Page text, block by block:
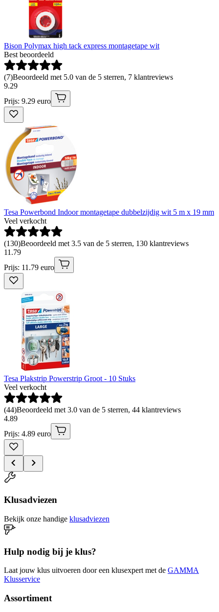
Bison Polymax high tack express montagetape wit
Best beoordeeld
(7)Beoordeeld met 5.0 van de 5 sterren, 7 klantreviews
9.29
Prijs: 9.29 euro
Tesa Powerbond Indoor montagetape dubbelzijdig wit 5 m x 19 mm
Veel verkocht
(130)Beoordeeld met 3.5 van de 5 sterren, 130 klantreviews
11.79
Prijs: 11.79 euro
Tesa Plakstrip Powerstrip Groot - 10 Stuks
Veel verkocht
(44)Beoordeeld met 3.0 van de 5 sterren, 44 klantreviews
4.89
Prijs: 4.89 euro
Klusadviezen
Bekijk onze handige klusadviezen
Hulp nodig bij je klus?
Laat jouw klus uitvoeren door een klusexpert met de GAMMA
Klusservice
Assortiment